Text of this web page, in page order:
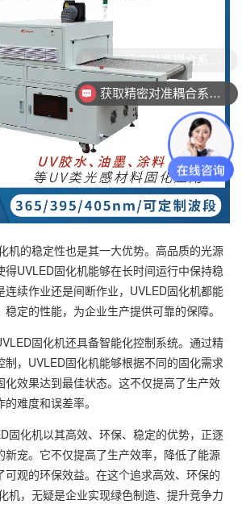
的稳定性也是其一大优势。高品质的光源
UVLED固化机能够在长时间运行中保持稳
连续作业还是间断作业，UVLED固化机都能
定的性能，为企业生产提供可靠的保障。
固化机还具备智能化控制系统。通过精
制，UVLED固化机能够根据不同的固化需求
化效果达到最佳状态。这不仅提高了生产效
难度和误差率。
化机以其高效、环保、稳定的优势，正逐
新宠。它不仅提高了生产效率，降低了能源
可观的环保效益。在这个追求高效、环保的
机，无疑是企业实现绿色制造、提升竞争力